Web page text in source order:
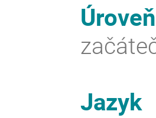
Úroveň
Jazyk